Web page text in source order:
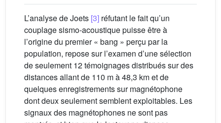
L’analyse de Joets [3] réfutant le fait qu’un
couplage sismo-acoustique puisse être à
l’origine du premier « bang » perçu par la
population, repose sur l’examen d’une sélection
de seulement 12 témoignages distribués sur des
distances allant de 110 m à 48,3 km et de
quelques enregistrements sur magnétophone
dont deux seulement semblent exploitables. Les
signaux des magnétophones ne sont pas